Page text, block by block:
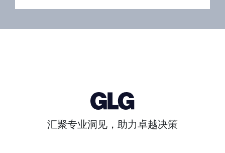
汇聚专业洞见，助力卓越决策